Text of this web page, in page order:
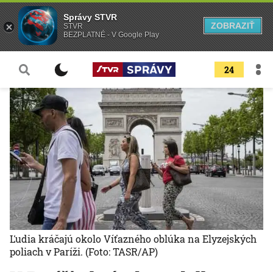
24
Ľudia kráčajú okolo Víťazného oblúka na Elyzejských
poliach v Paríži. (Foto: TASR/AP)
Správy STVR
STVR
BEZPLATNÉ - V Google Play
ZOBRAZIŤ